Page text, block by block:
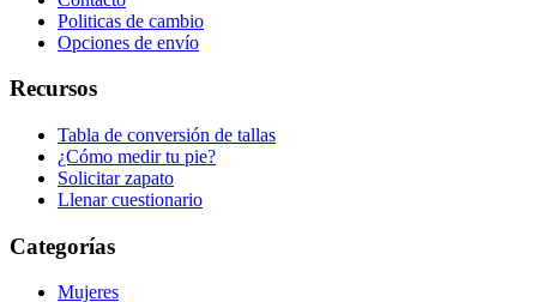
Politicas de cambio
Opciones de envío
Recursos
Tabla de conversión de tallas
¿Cómo medir tu pie?
Solicitar zapato
Llenar cuestionario
Categorías
Mujeres